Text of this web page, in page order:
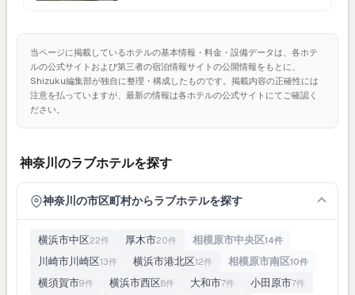
当ページに掲載しているホテルの基本情報・料金・設備データは、各ホテ
ルの公式サイトおよび第三者の宿泊情報サイトの公開情報をもとに、
Shizuku編集部が独自に整理・構成したものです。掲載内容の正確性には
注意を払っていますが、最新の情報は各ホテルの公式サイトにてご確認く
ださい。
神奈川のラブホテルを探す
神奈川の市区町村からラブホテルを探す
横浜市中区22件 厚木市20件 相模原市中央区14件
川崎市川崎区13件 横浜市港北区12件 相模原市南区10件
横須賀市9件 横浜市西区8件 大和市7件 小田原市7件